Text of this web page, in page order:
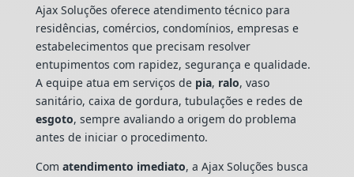
Ajax Soluções oferece atendimento técnico para
residências, comércios, condomínios, empresas e
estabelecimentos que precisam resolver
entupimentos com rapidez, segurança e qualidade.
A equipe atua em serviços de pia, ralo, vaso
sanitário, caixa de gordura, tubulações e redes de
esgoto, sempre avaliando a origem do problema
antes de iniciar o procedimento.
Com atendimento imediato, a Ajax Soluções busca